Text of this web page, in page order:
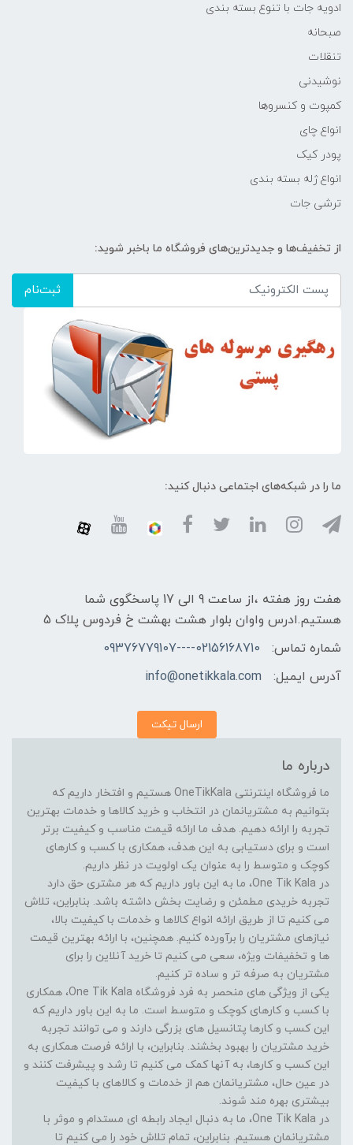
ادویه جات با تنوع بسته بندی
صبحانه
تنقلات
نوشیدنی
کمپوت و کنسروها
انواع چای
پودر کیک
انواع ژله بسته بندی
ترشی جات
از تخفیف‌ها و جدیدترین‌های فروشگاه ما باخبر شوید:
ثبت‌نام
ما را در شبکه‌های اجتماعی دنبال کنید:
هفت روز هفته ،از ساعت 9 الی 17 پاسخگوی شما
هستیم.ادرس واوان بلوار هشت بهشت خ فردوس پلاک 5
شماره تماس:
02156168710----09376779107
آدرس ایمیل:
info@onetikkala.com
ارسال تیکت
درباره ما
ما فروشگاه اینترنتی OneTikKala هستیم و افتخار داریم که
بتوانیم به مشتریانمان در انتخاب و خرید کالاها و خدمات بهترین
تجربه را ارائه دهیم. هدف ما ارائه قیمت مناسب و کیفیت برتر
است و برای دستیابی به این هدف، همکاری با کسب و کارهای
کوچک و متوسط را به عنوان یک اولویت در نظر داریم.
در One Tik Kala، ما به این باور داریم که هر مشتری حق دارد
تجربه خریدی مطمئن و رضایت بخش داشته باشد. بنابراین، تلاش
می کنیم تا از طریق ارائه انواع کالاها و خدمات با کیفیت بالا،
نیازهای مشتریان را برآورده کنیم. همچنین، با ارائه بهترین قیمت
ها و تخفیفات ویژه، سعی می کنیم تا خرید آنلاین را برای
مشتریان به صرفه تر و ساده تر کنیم.
یکی از ویژگی های منحصر به فرد فروشگاه One Tik Kala، همکاری
با کسب و کارهای کوچک و متوسط است. ما به این باور داریم که
این کسب و کارها پتانسیل های بزرگی دارند و می توانند تجربه
خرید مشتریان را بهبود بخشند. بنابراین، با ارائه فرصت همکاری به
این کسب و کارها، به آنها کمک می کنیم تا رشد و پیشرفت کنند و
در عین حال، مشتریانمان هم از خدمات و کالاهای با کیفیت
بیشتری بهره مند شوند.
در One Tik Kala، ما به دنبال ایجاد رابطه ای مستدام و موثر با
مشتریانمان هستیم. بنابراین، تمام تلاش خود را می کنیم تا